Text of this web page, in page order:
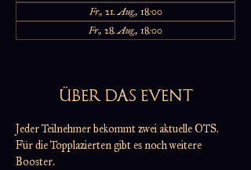
Fr., 21. Aug., 18:00
Fr., 28. Aug., 18:00
ÜBER DAS EVENT
Jeder Teilnehmer bekommt zwei aktuelle OTS.
Für die Topplazierten gibt es noch weitere
Booster.